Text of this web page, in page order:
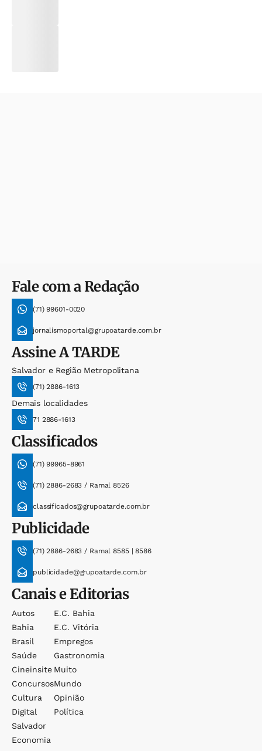
Fale com a Redação
(71) 99601-0020
jornalismoportal@grupoatarde.com.br
AssineA TARDE
Salvador e Região Metropolitana
(71) 2886-1613
Demais localidades
71 2886-1613
Classificados
(71) 99965-8961
(71) 2886-2683 / Ramal 8526
classificados@grupoatarde.com.br
Publicidade
(71) 2886-2683 / Ramal 8585 | 8586
publicidade@grupoatarde.com.br
Canais e Editorias
Autos
Bahia
Brasil
Saúde
Cineinsite
Concursos
Cultura
Digital
Salvador
Economia
E.c. Bahia
E.c. Vitória
Empregos
Gastronomia
Muito
Mundo
Opinião
Política